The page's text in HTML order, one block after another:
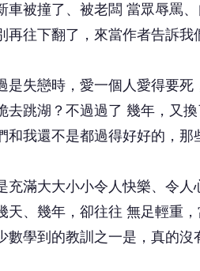
車被撞了、被老闆 當眾辱罵
往下翻了，來當作者告訴我
戀時，愛一個人愛得要死
去跳湖？不過過了 幾年，又
我還不是都過得好好的，那
滿大大小小令人快樂、令人
、幾年，卻往往 無足輕重
數學到的教訓之一是，真的